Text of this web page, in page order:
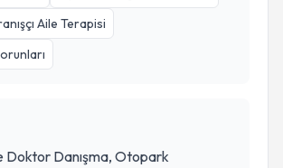
Aile Terapisi
Doktor Danışma, Otopark